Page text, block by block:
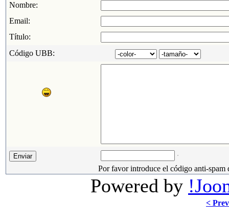
Nombre:
Email:
Título:
Código UBB:
Por favor introduce el código anti-spam
Powered by
< Prev